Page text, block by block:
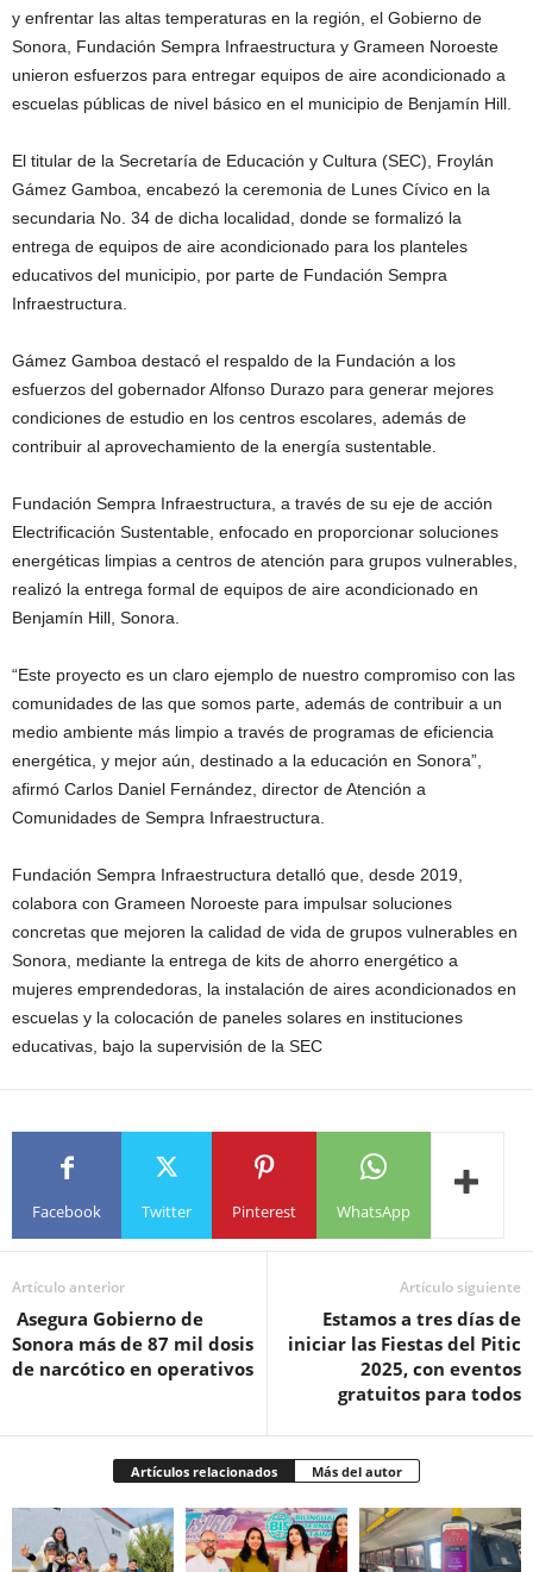
y enfrentar las altas temperaturas en la región, el Gobierno de
Sonora, Fundación Sempra Infraestructura y Grameen Noroeste
unieron esfuerzos para entregar equipos de aire acondicionado a
escuelas públicas de nivel básico en el municipio de Benjamín Hill.
El titular de la Secretaría de Educación y Cultura (SEC), Froylán
Gámez Gamboa, encabezó la ceremonia de Lunes Cívico en la
secundaria No. 34 de dicha localidad, donde se formalizó la
entrega de equipos de aire acondicionado para los planteles
educativos del municipio, por parte de Fundación Sempra
Infraestructura.
Gámez Gamboa destacó el respaldo de la Fundación a los
esfuerzos del gobernador Alfonso Durazo para generar mejores
condiciones de estudio en los centros escolares, además de
contribuir al aprovechamiento de la energía sustentable.
Fundación Sempra Infraestructura, a través de su eje de acción
Electrificación Sustentable, enfocado en proporcionar soluciones
energéticas limpias a centros de atención para grupos vulnerables,
realizó la entrega formal de equipos de aire acondicionado en
Benjamín Hill, Sonora.
“Este proyecto es un claro ejemplo de nuestro compromiso con las
comunidades de las que somos parte, además de contribuir a un
medio ambiente más limpio a través de programas de eficiencia
energética, y mejor aún, destinado a la educación en Sonora”,
afirmó Carlos Daniel Fernández, director de Atención a
Comunidades de Sempra Infraestructura.
Fundación Sempra Infraestructura detalló que, desde 2019,
colabora con Grameen Noroeste para impulsar soluciones
concretas que mejoren la calidad de vida de grupos vulnerables en
Sonora, mediante la entrega de kits de ahorro energético a
mujeres emprendedoras, la instalación de aires acondicionados en
escuelas y la colocación de paneles solares en instituciones
educativas, bajo la supervisión de la SEC
Facebook Twitter Pinterest WhatsApp
Artículo anterior
Asegura Gobierno de
Sonora más de 87 mil dosis
de narcótico en operativos
Artículo siguiente
Estamos a tres días de
iniciar las Fiestas del Pitic
2025, con eventos
gratuitos para todos
Artículos relacionados Más del autor